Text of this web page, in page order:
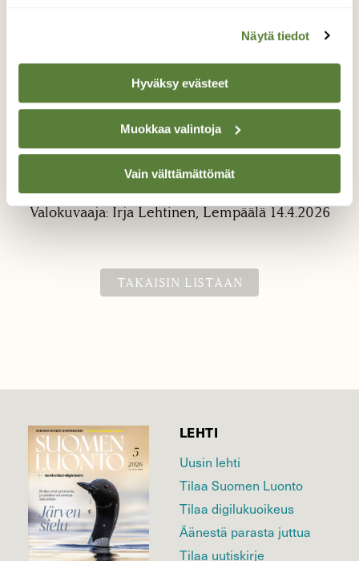
Näytä tiedot
Hyväksy evästeet
Muokkaa valintoja
Vain välttämättömät
Sinivuokot
Kevään ensikukkasia. Sinivuokot.
Valokuvaaja: Irja Lehtinen, Lempäälä 14.4.2026
TAKAISIN LISTAAN
LEHTI
Uusin lehti
Tilaa Suomen Luonto
Tilaa digilukuoikeus
Äänestä parasta juttua
Tilaa uutiskirje